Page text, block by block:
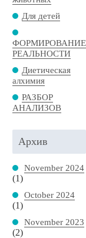
Для детей
ФОРМИРОВАНИЕ
РЕАЛЬНОСТИ
Диетическая
алхимия
РАЗБОР
АНАЛИЗОВ
Архив
November 2024
(1)
October 2024
(1)
November 2023
(2)